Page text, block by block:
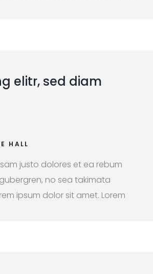
elitr, sed diam
HALL
justo dolores et ea rebum
no sea takimata
ipsum dolor sit amet. Lorem